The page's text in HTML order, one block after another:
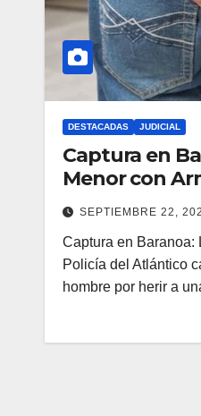
DESTACADAS JUDICIAL
Captura en
Menor con
SEPTIEMBRE 22,
Captura en Baranoa:
Policía del Atlántico
hombre por herir a